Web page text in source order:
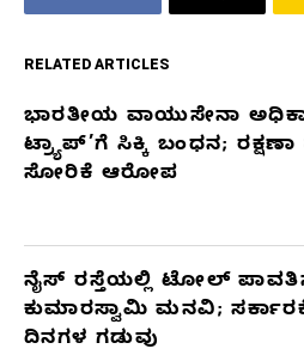
RELATED ARTICLES
RELATED
ARTICLES
ಭಾರತೀಯ ವಾಯುಸೇನಾ
ಟ್ರ್ಯಾಪ್’ಗೆ ಸಿಕ್ಕಿ ಬಂಧನ;
ಸೋರಿಕೆ ಆರೋಪ
ನೈಸ್ ರಸ್ತೆಯಲ್ಲಿ ಟೋಲ್
ಕುಮಾರಸ್ವಾಮಿ ಮನವಿ;
ದಿನಗಳ ಗಡುವು